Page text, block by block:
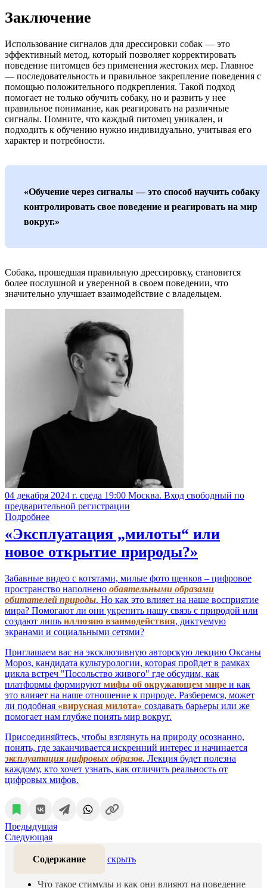
Заключение
Использование сигналов для дрессировки собак — это
эффективный метод, который позволяет корректировать
поведение питомцев без применения жестоких мер. Главное
— последовательность и правильное закрепление поведения с
помощью положительного подкрепления. Такой подход
помогает не только обучить собаку, но и развить у нее
правильное понимание, как реагировать на различные
сигналы. Помните, что каждый питомец уникален, и
подходить к обучению нужно индивидуально, учитывая его
характер и потребности.
«Обучение через сигналы — это способ научить собаку
контролировать свое поведение и реагировать на мир
вокруг.»
Собака, прошедшая правильную дрессировку, становится
более послушной и уверенной в своем поведении, что
значительно улучшает взаимодействие с владельцем.
04 декабря 2024 г. среда 19:00 Москва. Вход свободный по
предварительной регистрации
Подробнее
«Эксплуатация „милоты“ или
новое открытие природы?»
Забавные видео с котятами, милые фото щенков – цифровое
пространство наполнено обаятельными образами
обитателей природы. Но как это влияет на наше восприятие
мира? Помогают ли они укрепить нашу связь с природой или
создают лишь иллюзию взаимодействия, диктуемую
экранами и социальными сетями?
Приглашаем вас на эксклюзивную авторскую лекцию Оксаны
Мороз, кандидата культурологии, которая пройдет в рамках
цикла встреч "Посольство живого" где обсудим, как
платформы формируют мифы об окружающем мире и как
это влияет на наше отношение к природе. Разберемся, может
ли подобная «вирусная милота» создавать барьеры или же
помогает нам глубже понять мир вокруг.
Присоединяйтесь, чтобы взглянуть на природу осознанно,
понять, где заканчивается искренний интерес и начинается
эксплуатация цифровых образов. Лекция будет полезна
каждому, кто хочет узнать, как отличить реальность от
цифровых мифов.
Предыдущая
Следующая
Содержание скрыть
Что такое стимулы и как они влияют на поведение